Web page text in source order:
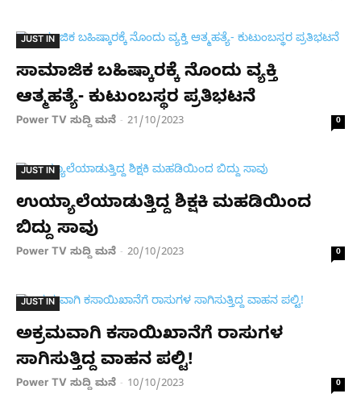
JUST IN
ಸಾಮಾಜಿಕ ಬಹಿಷ್ಕಾರಕ್ಕೆ ನೊಂದು ವ್ಯಕ್ತಿ
ಆತ್ಮಹತ್ಯೆ- ಕುಟುಂಬಸ್ಥರ ಪ್ರತಿಭಟನೆ
Power TV ಸುದ್ದಿ ಮನೆ - 21/10/2023 0
JUST IN
ಉಯ್ಯಾಲೆಯಾಡುತ್ತಿದ್ದ ಶಿಕ್ಷಕಿ ಮಹಡಿಯಿಂದ
ಬಿದ್ದು ಸಾವು
Power TV ಸುದ್ದಿ ಮನೆ - 20/10/2023 0
JUST IN
ಅಕ್ರಮವಾಗಿ ಕಸಾಯಿಖಾನೆಗೆ ರಾಸುಗಳ
ಸಾಗಿಸುತ್ತಿದ್ದ ವಾಹನ ಪಲ್ಟಿ!
Power TV ಸುದ್ದಿ ಮನೆ - 10/10/2023 0